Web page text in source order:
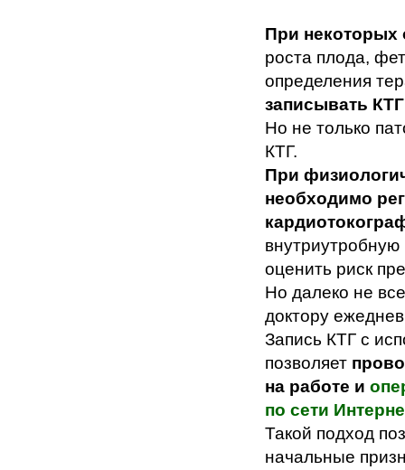
При некоторых
роста плода,
определения
записывать
Но не только
КТГ.
При
необходимо
внутриутробную
оценить риск
Но далеко не
доктору
Запись КТГ с
позволяет
на работе и
по сети
Такой подход
начальные